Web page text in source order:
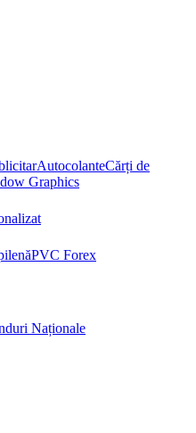
AutocolanteCărți de
Graphics
PVC Forex
Naționale